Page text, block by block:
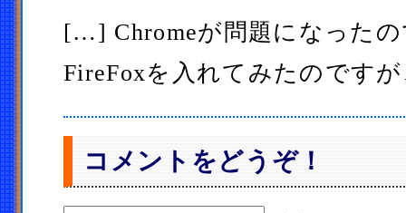
[…] Chromeが問題になったの
FireFoxを入れてみたのです
コメントをどうぞ！